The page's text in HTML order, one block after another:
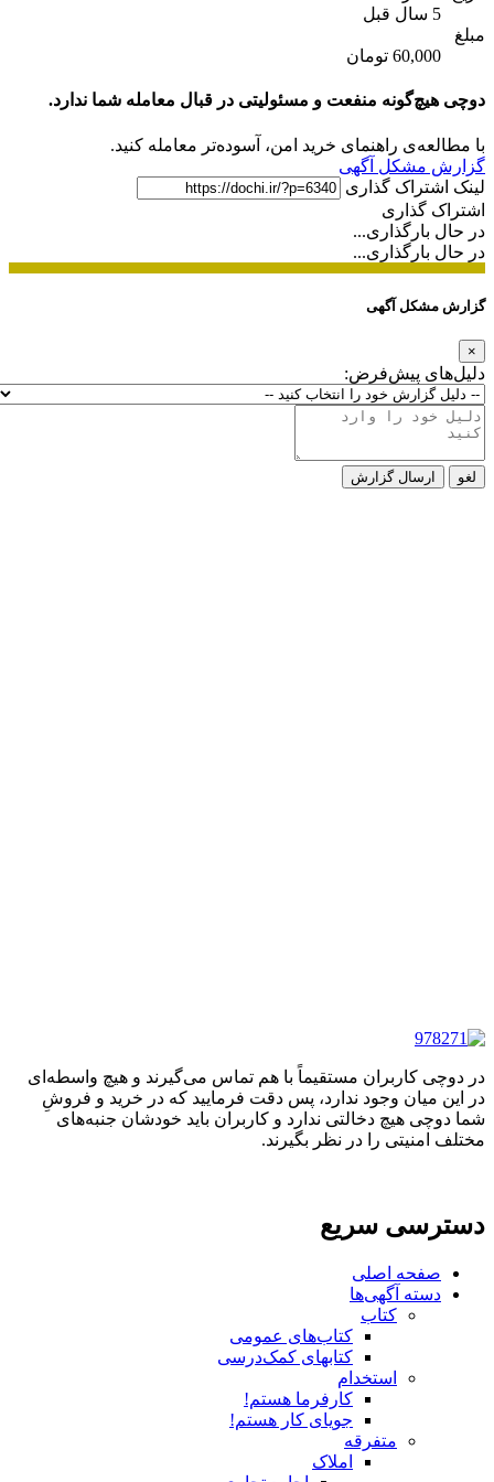
5 سال قبل
مبلغ
60,000 تومان
دوچی هیچ‌گونه منفعت و مسئولیتی در قبال معامله شما ندارد.
با مطالعه‌ی راهنمای خرید امن، آسوده‌تر معامله کنید.
گزارش مشکل آگهی
لینک اشتراک گذاری
اشتراک گذاری
در حال بارگذاری...
در حال بارگذاری...
گزارش مشکل آگهی
×
دلیل‌های پیش‌فرض:
لغو ارسال گزارش
در دوچی کاربران مستقیماً با هم تماس می‌گیرند و هیچ واسطه‌ای
در این میان وجود ندارد، پس دقت فرمایید که در خرید و فروشِ
شما دوچی هیچ دخالتی ندارد و کاربران باید خودشان جنبه‌های
مختلف امنیتی را در نظر بگیرند.
دسترسی سریع
صفحه اصلی
دسته آگهی‌ها
کتاب
کتاب‌های عمومی
کتابهای کمک‌درسی
استخدام
کارفرما هستم!
جویای کار هستم!
متفرقه
املاک